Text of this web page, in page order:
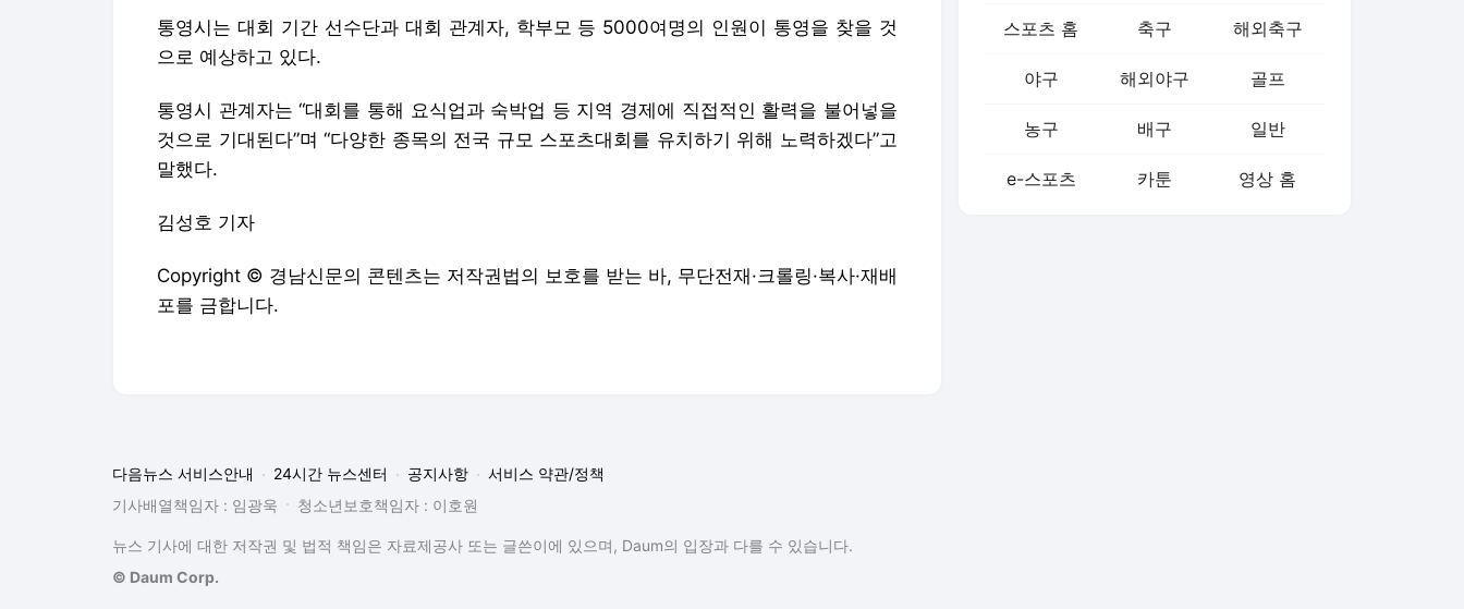
통영시는 대회 기간 선수단과 대회 관계자, 학부모 등 5000여명의 인원이 통영을 찾을 것
으로 예상하고 있다.
통영시 관계자는 “대회를 통해 요식업과 숙박업 등 지역 경제에 직접적인 활력을 불어넣을
것으로 기대된다”며 “다양한 종목의 전국 규모 스포츠대회를 유치하기 위해 노력하겠다”고
말했다.
김성호 기자
Copyright © 경남신문의 콘텐츠는 저작권법의 보호를 받는 바, 무단전재·크롤링·복사·재배
포를 금합니다.
스포츠 홈 축구 해외축구
야구 해외야구 골프
농구 배구 일반
e-스포츠 카툰 영상 홈
다음뉴스 서비스안내 24시간 뉴스센터 공지사항
서비스 약관/정책
기사배열책임자 : 임광욱
청소년보호책임자 : 이호원
뉴스 기사에 대한 저작권 및 법적 책임은 자료제공사 또는 글쓴이에 있으며, Daum의 입장과 다를 수 있습니다.
© Daum Corp.